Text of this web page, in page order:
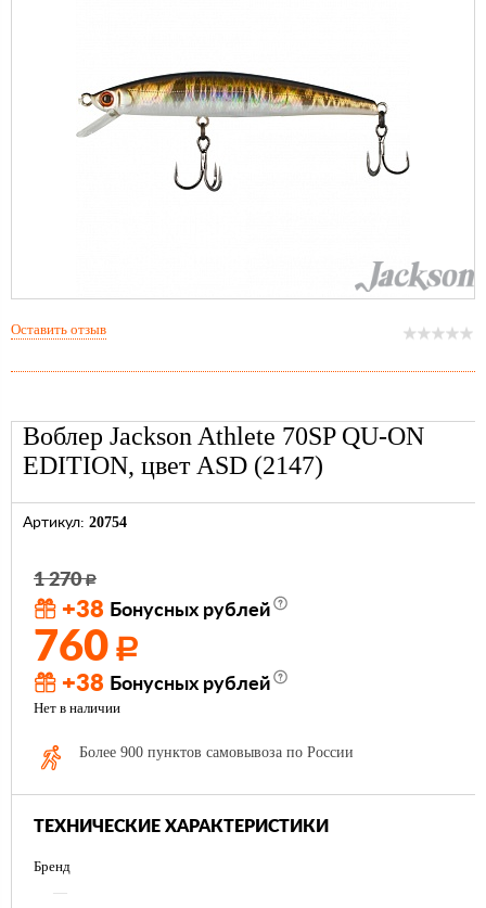
Воблер Jackson Athlete 70SP QU-ON
EDITION, цвет ASD (2147)
Артикул: 20754
1 270 Р
+38 Бонусных рублей
760 Р
+38 Бонусных рублей
Нет в наличии
Более 900 пунктов самовывоза по России
ТЕХНИЧЕСКИЕ ХАРАКТЕРИСТИКИ
Бренд
—
Оставить отзыв